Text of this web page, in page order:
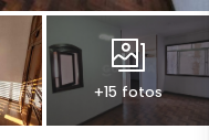
+15 fotos